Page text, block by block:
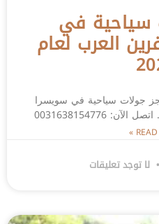
سياحية في
العرب لعام
جولات سياحية في سويسرا
READ
لا توجد تعليقات